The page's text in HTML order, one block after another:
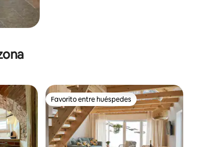
Favorito entre huéspedes
Favorito entre huéspedes